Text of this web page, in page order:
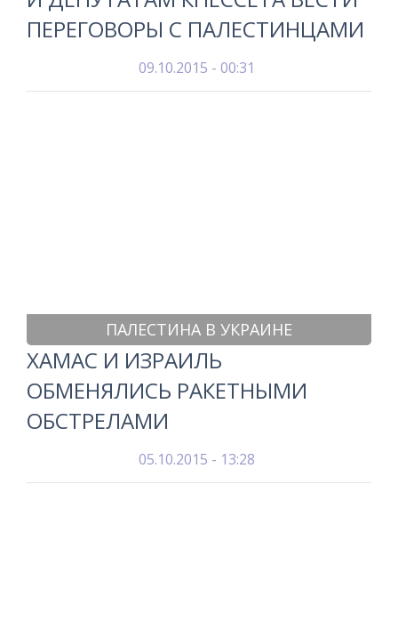
ПЕРЕГОВОРЫ С ПАЛЕСТИНЦАМИ
09.10.2015 - 00:31
ПАЛЕСТИНА В УКРАИНЕ
ХАМАС И ИЗРАИЛЬ
ОБМЕНЯЛИСЬ РАКЕТНЫМИ
ОБСТРЕЛАМИ
05.10.2015 - 13:28